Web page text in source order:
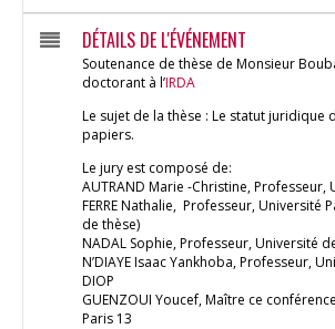
DÉTAILS DE L'ÉVÉNEMENT
Soutenance de thèse de Monsieur
doctorant à l’IRDA
Le sujet de la thèse : Le statut juridique
papiers.
Le jury est composé de:
AUTRAND Marie -Christine, Professeur,
FERRE Nathalie, Professeur, Université
de thèse)
NADAL Sophie, Professeur, Université
N’DIAYE Isaac Yankhoba, Professeur,
DIOP
GUENZOUI Youcef, Maître ce
Paris 13